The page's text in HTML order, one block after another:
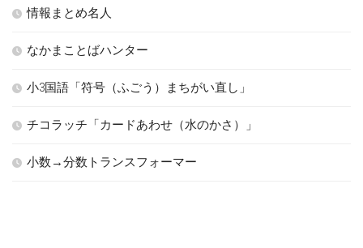
情報まとめ名人
なかまことばハンター
小3国語「符号（ふごう）まちがい直し」
チコラッチ「カードあわせ（水のかさ）」
小数→分数トランスフォーマー